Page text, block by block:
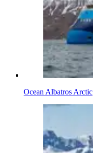
Ocean Albatros Arctic